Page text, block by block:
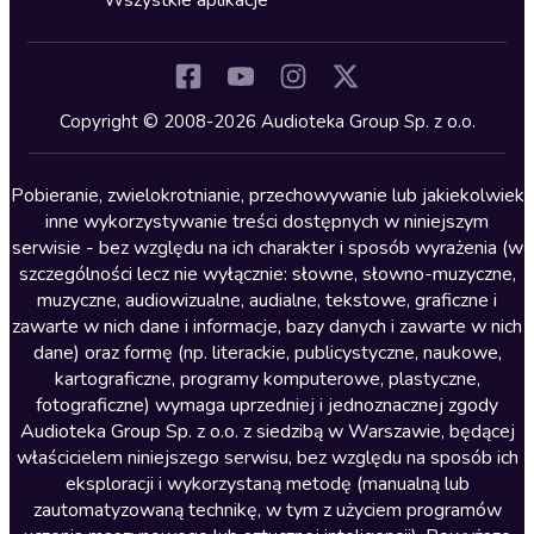
Kryminały
Lektury szkolne
Literatura anglojęzyczna
Literatura faktu
Literatura obyczajowa
Literatura piękna obca
Literatura piękna polska
Nagrania relaksacyjne
Nauka języków
Nauki humanistyczne
Podcasty i audycje
Copyright © 2008-2026 Audioteka Group Sp. z o.o.
Pobieranie, zwielokrotnianie, przechowywanie lub jakiekolwiek
inne wykorzystywanie treści dostępnych w niniejszym
serwisie - bez względu na ich charakter i sposób wyrażenia (w
szczególności lecz nie wyłącznie: słowne, słowno-muzyczne,
muzyczne, audiowizualne, audialne, tekstowe, graficzne i
zawarte w nich dane i informacje, bazy danych i zawarte w nich
dane) oraz formę (np. literackie, publicystyczne, naukowe,
kartograficzne, programy komputerowe, plastyczne,
fotograficzne) wymaga uprzedniej i jednoznacznej zgody
Audioteka Group Sp. z o.o. z siedzibą w Warszawie, będącej
właścicielem niniejszego serwisu, bez względu na sposób ich
eksploracji i wykorzystaną metodę (manualną lub
zautomatyzowaną technikę, w tym z użyciem programów